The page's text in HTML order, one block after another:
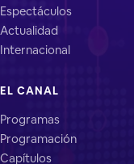
Espectáculos
Actualidad
Internacional
EL CANAL
Programas
Programación
Capítulos